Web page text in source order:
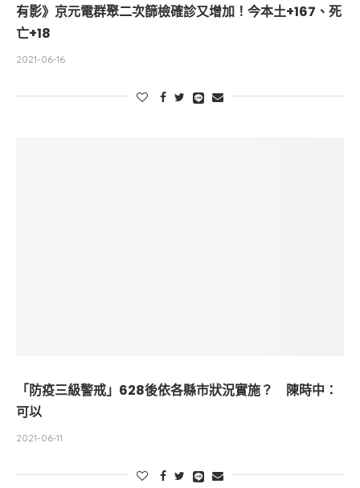
有影》京元電群聚二次篩檢確診又增加！今本土+167、死
亡+18
2021-06-16
「防疫三級警戒」628後依各縣市狀況實施？ 陳時中：
可以
2021-06-11